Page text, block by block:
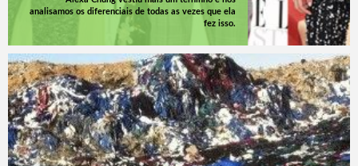
analisamos os diferenciais de todas as vezes que ela
fez isso.